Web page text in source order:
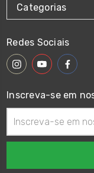
Categorias
Redes Sociais
Inscreva-se em
de
email